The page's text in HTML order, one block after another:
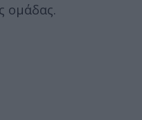
ομάδας.